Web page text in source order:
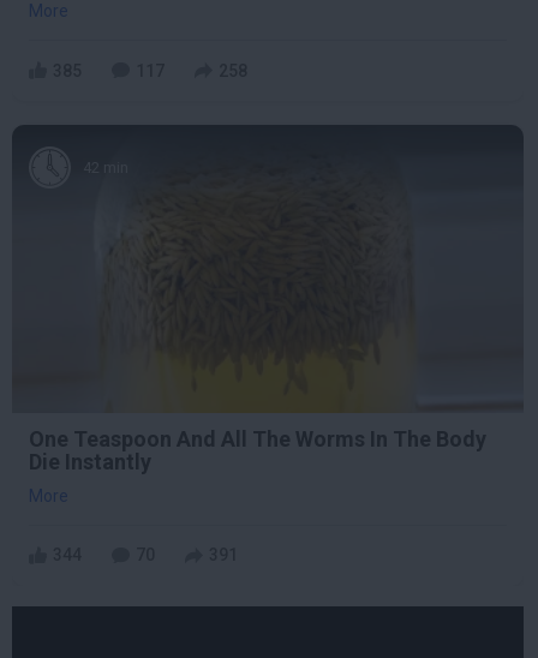
More
One Teaspoon And All The Worms In The Body
Die Instantly
More